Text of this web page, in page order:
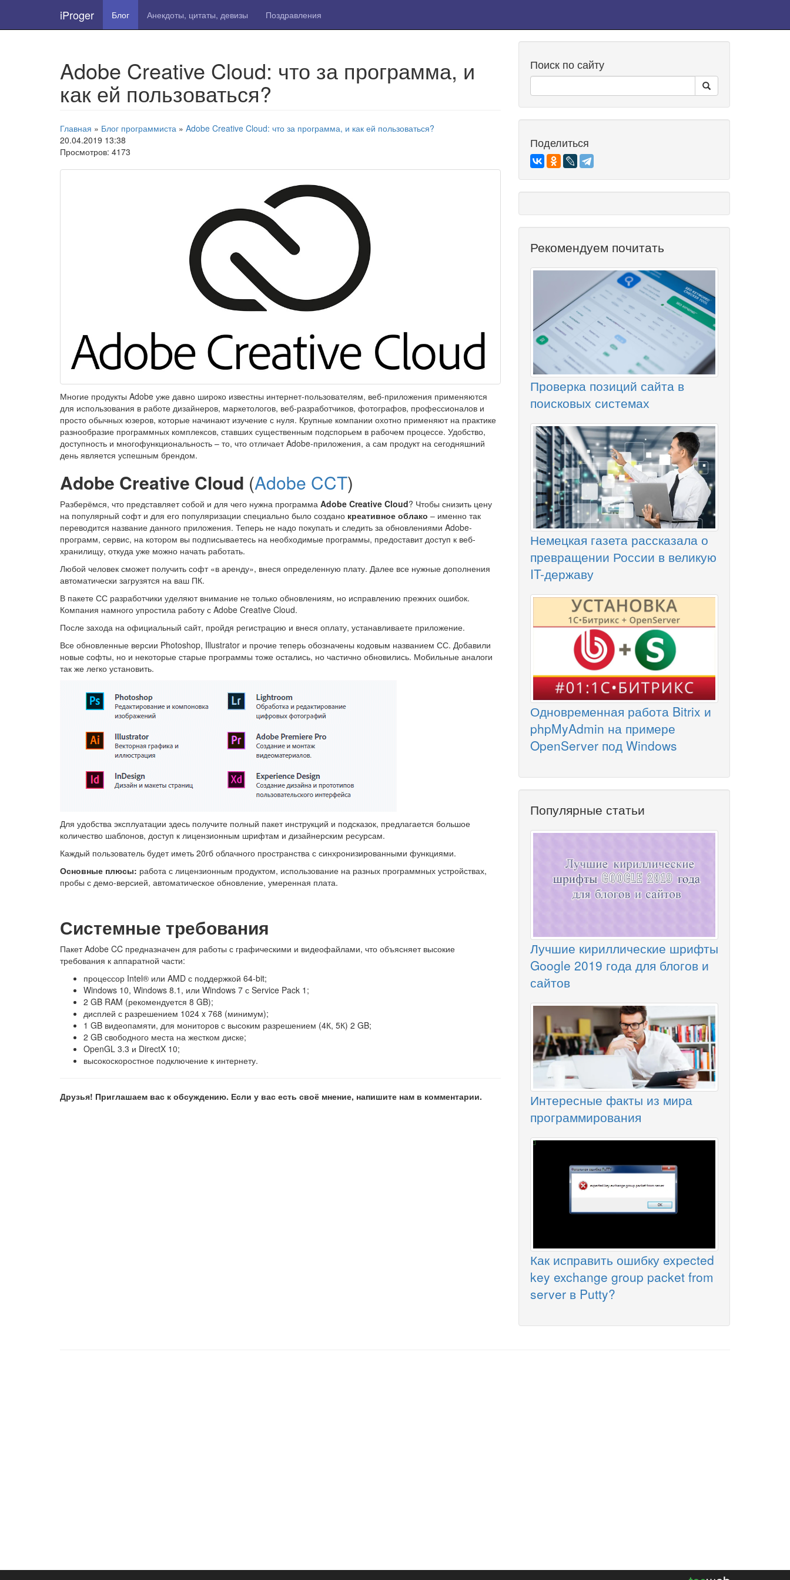
iProger Блог Анекдоты, цитаты, девизы Поздравления
Adobe Creative Cloud: что за программа, и
как ей пользоваться?
Главная » Блог программиста » Adobe Creative Cloud: что за программа, и как ей пользоваться?
20.04.2019 13:38
Просмотров: 4173
Многие продукты Adobe уже давно широко известны интернет-пользователям, веб-приложения применяются
для использования в работе дизайнеров, маркетологов, веб-разработчиков, фотографов, профессионалов и
просто обычных юзеров, которые начинают изучение с нуля. Крупные компании охотно применяют на практике
разнообразие программных комплексов, ставших существенным подспорьем в рабочем процессе. Удобство,
доступность и многофункциональность – то, что отличает Adobe-приложения, а сам продукт на сегодняшний
день является успешным брендом.
Adobe Creative Cloud (Adobe CCT)
Разберёмся, что представляет собой и для чего нужна программа Adobe Creative Cloud? Чтобы снизить цену
на популярный софт и для его популяризации специально было создано креативное облако – именно так
переводится название данного приложения. Теперь не надо покупать и следить за обновлениями Adobe-
программ, сервис, на котором вы подписываетесь на необходимые программы, предоставит доступ к веб-
хранилищу, откуда уже можно начать работать.
Любой человек сможет получить софт «в аренду», внеся определенную плату. Далее все нужные дополнения
автоматически загрузятся на ваш ПК.
В пакете СС разработчики уделяют внимание не только обновлениям, но исправлению прежних ошибок.
Компания намного упростила работу с Adobe Creative Cloud.
После захода на официальный сайт, пройдя регистрацию и внеся оплату, устанавливаете приложение.
Все обновленные версии Photoshop, Illustrator и прочие теперь обозначены кодовым названием СС. Добавили
новые софты, но и некоторые старые программы тоже остались, но частично обновились. Мобильные аналоги
так же легко установить.
Для удобства эксплуатации здесь получите полный пакет инструкций и подсказок, предлагается большое
количество шаблонов, доступ к лицензионным шрифтам и дизайнерским ресурсам.
Каждый пользователь будет иметь 20гб облачного пространства с синхронизированными функциями.
Основные плюсы: работа с лицензионным продуктом, использование на разных программных устройствах,
пробы с демо-версией, автоматическое обновление, умеренная плата.
Системные требования
Пакет Adobe CC предназначен для работы с графическими и видеофайлами, что объясняет высокие
требования к аппаратной части:
процессор Intel® или AMD с поддержкой 64-bit;
Windows 10, Windows 8.1, или Windows 7 с Service Pack 1;
2 GB RAM (рекомендуется 8 GB);
дисплей с разрешением 1024 x 768 (минимум);
1 GB видеопамяти, для мониторов с высоким разрешением (4К, 5К) 2 GB;
2 GB свободного места на жестком диске;
OpenGL 3.3 и DirectX 10;
высокоскоростное подключение к интернету.
Друзья! Приглашаем вас к обсуждению. Если у вас есть своё мнение, напишите нам в комментарии.
Поиск по сайту
Поделиться
Рекомендуем почитать
Проверка позиций сайта в
поисковых системах
Немецкая газета рассказала о
превращении России в великую
IT-державу
Одновременная работа Bitrix и
phpMyAdmin на примере
OpenServer под Windows
Популярные статьи
Лучшие кириллические шрифты
Google 2019 года для блогов и
сайтов
Интересные факты из мира
программирования
Как исправить ошибку expected
key exchange group packet from
server в Putty?